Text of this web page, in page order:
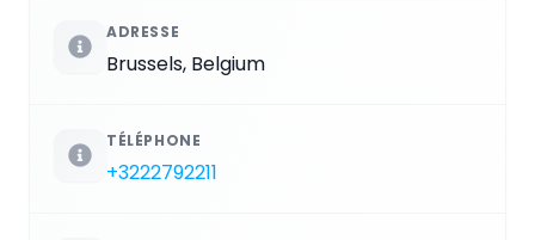
ADRESSE
Brussels, Belgium
TÉLÉPHONE
+3222792211